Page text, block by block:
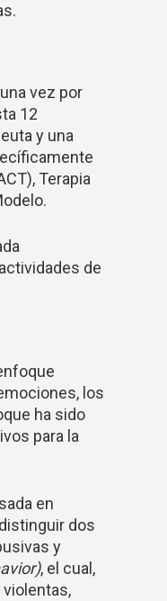
vez por
12
y una
Terapia
de
los
ha sido
para la
en
dos
y
, el cual,